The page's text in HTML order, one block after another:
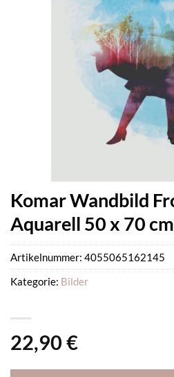
Komar Wandbild
Aquarell 50 x 70 cm
22,90 €
Artikelnummer: 4055065162145
Kategorie: Bilder